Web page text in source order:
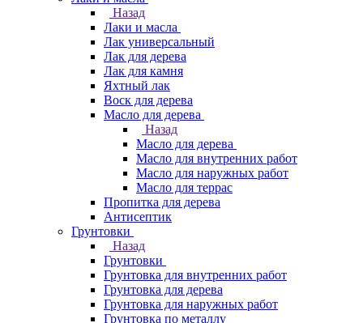
Назад
Лаки и масла
Лак универсальный
Лак для дерева
Лак для камня
Яхтный лак
Воск для дерева
Масло для дерева
Назад
Масло для дерева
Масло для внутренних работ
Масло для наружных работ
Масло для террас
Пропитка для дерева
Антисептик
Грунтовки
Назад
Грунтовки
Грунтовка для внутренних работ
Грунтовка для дерева
Грунтовка для наружных работ
Грунтовка по металлу